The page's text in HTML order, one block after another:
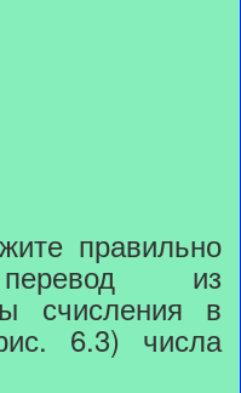
правильно
перевод из
счисления в
6.3) числа